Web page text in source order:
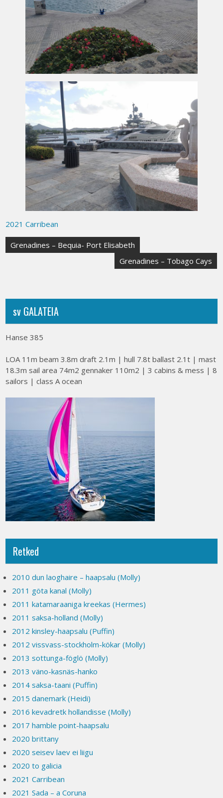
2021 Carribean
Post
Grenadines – Bequia- Port Elisabeth
Grenadines – Tobago Cays
sv GALATEIA
Hanse 385
LOA 11m beam 3.8m draft 2.1m | hull 7.8t ballast 2.1t | mast
18.3m sail area 74m2 gennaker 110m2 | 3 cabins & mess | 8
sailors | class A ocean
Retked
2010 dun laoghaire – haapsalu (Molly)
2011 göta kanal (Molly)
2011 katamaraaniga kreekas (Hermes)
2011 saksa-holland (Molly)
2012 kinsley-haapsalu (Puffin)
2012 vissvass-stockholm-kökar (Molly)
2013 sottunga-föglö (Molly)
2013 väno-kasnäs-hanko
2014 saksa-taani (Puffin)
2015 danemark (Heidi)
2016 kevadretk hollandisse (Molly)
2017 hamble point-haapsalu
2020 brittany
2020 seisev laev ei liigu
2020 to galicia
2021 Carribean
2021 Sada – a Coruna